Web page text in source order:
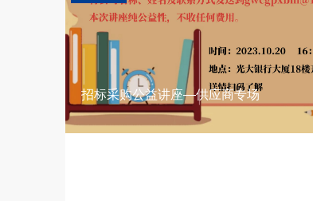
招标采购公益讲座—供应商专场